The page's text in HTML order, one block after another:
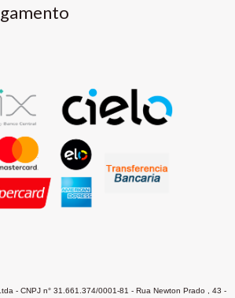
- CNPJ n° 31.661.374/0001-81 - Rua Newton Prado , 43 -